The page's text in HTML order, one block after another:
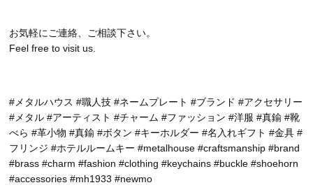
お気軽にご連絡、ご相談下さい。
Feel free to visit us.
#メタルハウス #職人技 #ネームプレート #ブランド #アクセサリー
#メタル #アーティスト #チャーム #ファッション #洋服 #真鍮 #靴
べら #革小物 #真鍮 #ボタン #キーホルダー #名入れギフト #金具 #
フリンジ #ホテルルームキー #metalhouse #craftsmanship #brand
#brass #charm #fashion #clothing #keychains #buckle #shoehorn
#accessories #mh1933 #newmo